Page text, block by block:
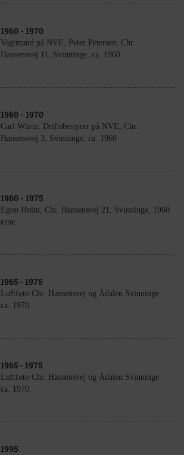
1960 - 1970
Vagtmand på NVE, Peter Petersen, Chr.
Hansensvej 11, Svinninge, ca. 1960
1960 - 1970
Carl Würtz, Driftsbestyrer på NVE, Chr.
Hansensvej 3, Svinninge, ca. 1960
1960 - 1975
Egon Holm, Chr. Hansensvej 21, Svinninge, 1960
erne
1965 - 1975
Luftfoto Chr. Hansensvej og Ådalen Svinninge
ca. 1970.
1965 - 1975
Luftfoto Chr. Hansensvej og Ådalen Svinninge
ca. 1970.
1995